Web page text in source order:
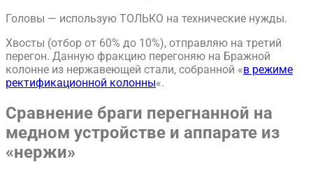
Головы — использую ТОЛЬКО на технические нужды.
Хвосты (отбор от 60% до 10%), отправляю на третий
перегон. Данную фракцию перегоняю на Бражной
колонне из нержавеющей стали, собранной «в режиме
ректификационной колонны«.
Сравнение браги перегнанной на
медном устройстве и аппарате из
«нержи»